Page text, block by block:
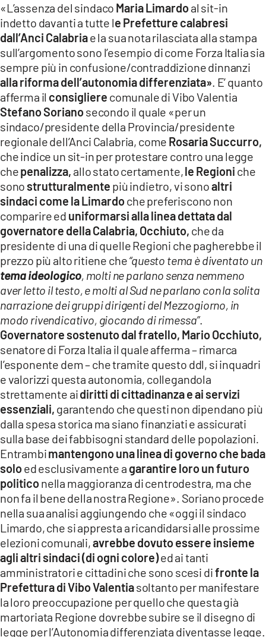
App
ANDROID
APPLE
«L’assenza del sindaco Maria Limardoal sit-in
indetto davanti a tutte le Prefetture calabresi
dall’Anci Calabriae la sua nota rilasciata alla stampa
sull’argomento sono l’esempio di come Forza Italia sia
sempre più in confusione/contraddizione dinnanzi
alla riforma dell’autonomia differenziata». E’ quanto
afferma il consigliere comunale di Vibo Valentia
Stefano Sorianosecondo il quale «per un
sindaco/presidente della Provincia/presidente
regionale dell’Anci Calabria, come Rosaria Succurro,
che indice un sit-in per protestare contro una legge
chepenalizza, allo stato certamente,le Regioni che
sono strutturalmente più indietro, vi sonoaltri
sindaci come la Limardoche preferiscono non
comparire ed uniformarsi alla linea dettata dal
governatore della Calabria, Occhiuto, che da
presidente di una di quelle Regioni che pagherebbe il
prezzo più alto ritiene che“questo tema è diventato un
tema ideologico, molti ne parlano senza nemmeno
aver letto il testo, e molti al Sud ne parlano con la solita
narrazione dei gruppi dirigenti del Mezzogiorno, in
modo rivendicativo, giocando di rimessa”.
Governatore sostenuto dal fratello, Mario Occhiuto,
senatore di Forza Italia il quale afferma – rimarca
l’esponente dem – che tramite questo ddl, si inquadri
e valorizzi questa autonomia, collegandola
strettamente aidiritti di cittadinanza e ai servizi
essenziali, garantendo che questi non dipendano più
dalla spesa storica ma siano finanziati e assicurati
sulla base dei fabbisogni standard delle popolazioni.
Entrambimantengono una linea di governo che bada
soloed esclusivamente a garantire loro un futuro
politiconella maggioranza di centrodestra, ma che
non fa il bene della nostra Regione». Soriano procede
nella sua analisi aggiungendo che «oggi il sindaco
Limardo, che si appresta a ricandidarsi alle prossime
elezioni comunali,avrebbe dovuto essere insieme
agli altri sindaci (di ogni colore)ed ai tanti
amministratori e cittadini che sono scesi difronte la
Prefettura di Vibo Valentiasoltanto per manifestare
la loro preoccupazione per quello che questa già
martoriata Regione dovrebbe subire se il disegno di
legge per l’Autonomia differenziata diventasse legge.